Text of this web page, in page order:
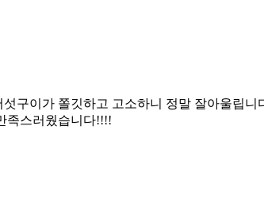
구이가 쫄깃하고 고소하니 정말 잘아울립
족스러웠습니다!!!!